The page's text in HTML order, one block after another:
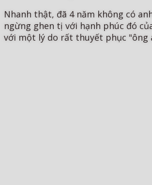
Nhanh thật, đã 4 năm không có
ngừng ghen tị với hạnh phúc đó
với một lý do rất thuyết phục "ông